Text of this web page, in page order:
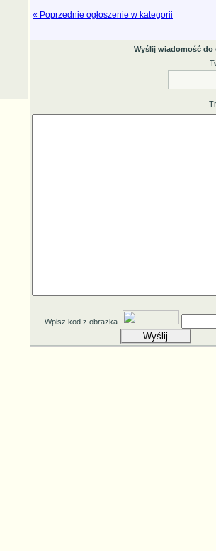
« Poprzednie ogłoszenie w kategorii
Wyślij wiadomość
Wpisz kod z obrazka.